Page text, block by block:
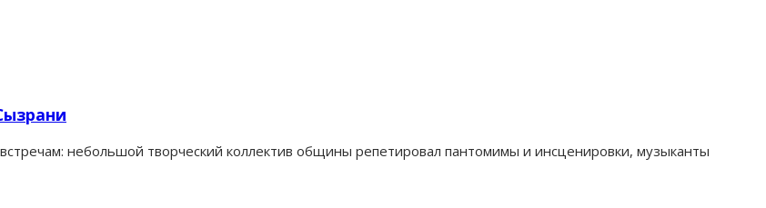
небольшой творческий коллектив общины репетировал пантомимы и инсценировки, музыканты